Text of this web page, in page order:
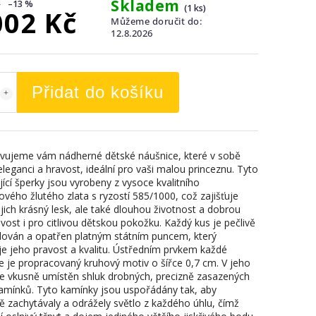
–13 %
Kč Skladem(1 ks)
Můžeme doručit do:
12.8.2026
Přidat do košíku
vám nádherné dětské náušnice, které v sobě
a hravost, ideální pro vaši malou princeznu. Tyto
šperky jsou vyrobeny z vysoce kvalitního
žlutého zlata s ryzostí 585/1000, což zajišťuje
krásný lesk, ale také dlouhou životnost a dobrou
i pro citlivou dětskou pokožku. Každý kus je pečlivě
a opatřen platným státním puncem, který
jeho pravost a kvalitu. Ústředním prvkem každé
je propracovaný kruhový motiv o šířce 0,7 cm. V jeho
vkusně umístěn shluk drobných, precizně zasazených
Tyto kamínky jsou uspořádány tak, aby
zachytávaly a odrážely světlo z každého úhlu, čímž